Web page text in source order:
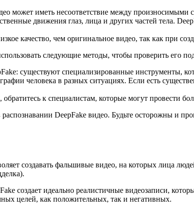
может иметь несоответствие между произносимыми
движения глаз, лица и других частей тела.
качество, чем оригинальное видео, так как при
следующие методы, чтобы проверить его
существуют специализированные инструменты,
человека в разных ситуациях. Если есть
к специалистам, которые могут провести
DeepFake видео. Будьте осторожны и
создавать фальшивые видео, на которых лица
создает идеально реалистичные видеозаписи,
целей, как положительных, так и негативных.